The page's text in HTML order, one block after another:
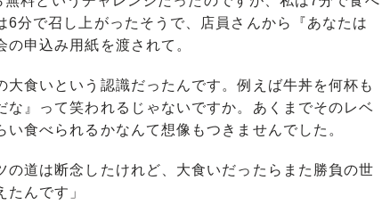
分で召し上がったそうで、店員さんから『あなたは
申込み用紙を渡されて。
食いという認識だったんです。例えば牛丼を何杯も
』って笑われるじゃないですか。あくまでそのレベ
食べられるかなんて想像もつきませんでした。
道は断念したけれど、大食いだったらまた勝負の世
んです」